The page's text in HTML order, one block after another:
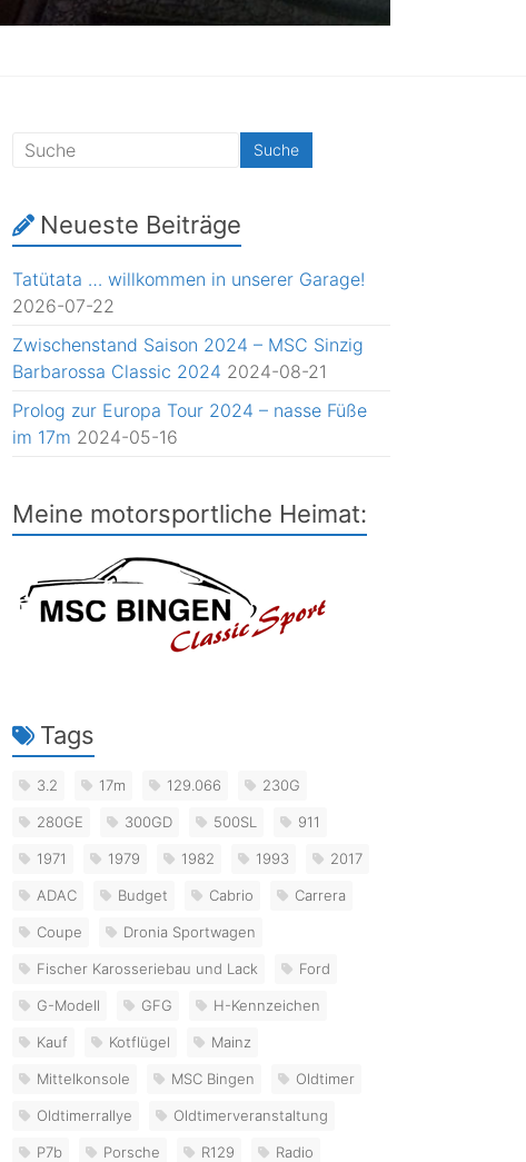
Neueste Beiträge
Tatütata … willkommen in unserer Garage!
2026-07-22
Zwischenstand Saison 2024 – MSC Sinzig
Barbarossa Classic 2024 2024-08-21
Prolog zur Europa Tour 2024 – nasse Füße
im 17m 2024-05-16
Meine motorsportliche Heimat:
Tags
3.2 17m 129.066 230G
280GE 300GD 500SL 911
1971 1979 1982 1993 2017
ADAC Budget Cabrio Carrera
Coupe Dronia Sportwagen
Fischer Karosseriebau und Lack Ford
G-Modell GFG H-Kennzeichen
Kauf Kotflügel Mainz
Mittelkonsole MSC Bingen Oldtimer
Oldtimerrallye Oldtimerveranstaltung
P7b Porsche R129 Radio